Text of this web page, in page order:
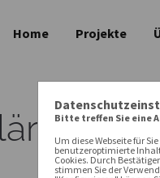
Home Projekte
Bitte treffen Sie eine
Um diese Webseite für
benutzeroptimierte
Cookies. Durch
stimmen Sie der